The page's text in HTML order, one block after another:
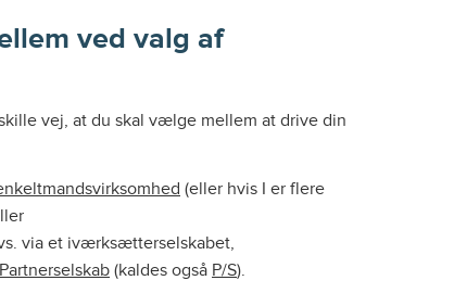
ved valg af
vej, at du skal vælge mellem at drive din
(eller hvis I er flere
via et iværksætterselskabet,
(kaldes også P/S).